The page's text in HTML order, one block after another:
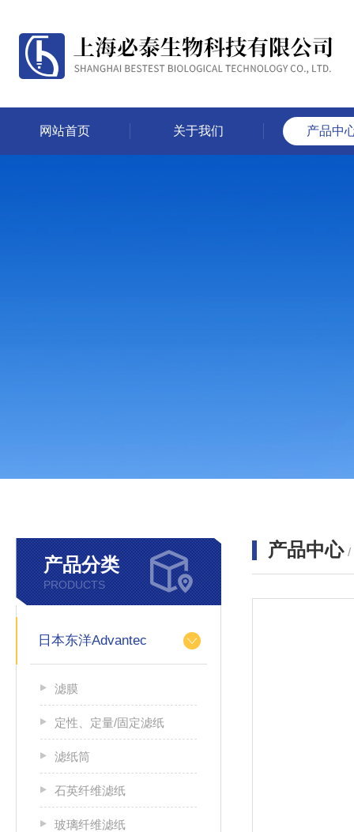
网站首页 关于我们 产品中
产品分类
PRODUCTS
日本东洋Advantec
滤膜
定性、定量/固定滤纸
滤纸筒
石英纤维滤纸
玻璃纤维滤纸
产品中心 /